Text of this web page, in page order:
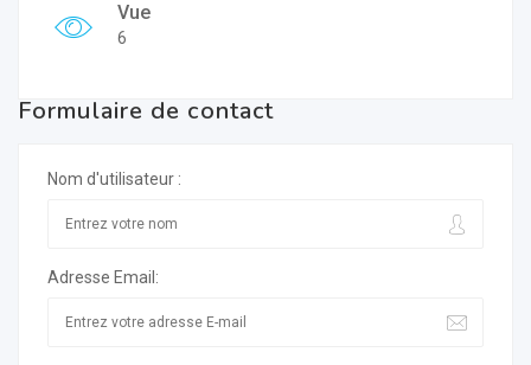
Vue
6
Formulaire de contact
Nom d'utilisateur :
Adresse Email: